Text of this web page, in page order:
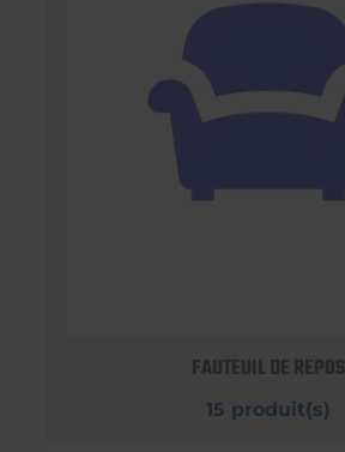
FAUTEUIL DE REPOS
15 produit(s)